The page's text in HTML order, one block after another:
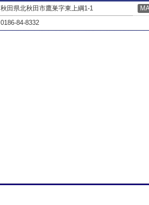
秋田県北秋田市鷹巣字東上綱1-1
0186-84-8332